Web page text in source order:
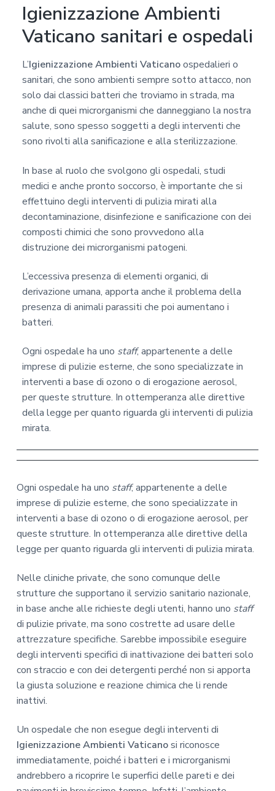
Igienizzazione Ambienti
Vaticano sanitari e ospedali
L’Igienizzazione Ambienti Vaticanoospedalieri o
sanitari, che sono ambienti sempre sotto attacco, non
solo dai classici batteri che troviamo in strada, ma
anche di quei microrganismi che danneggiano la nostra
salute, sono spesso soggetti a degli interventi che
sono rivolti alla sanificazione e alla sterilizzazione.
In base al ruolo che svolgono gli ospedali, studi
medici e anche pronto soccorso, è importante che si
effettuino degli interventi di pulizia mirati alla
decontaminazione, disinfezione e sanificazione con dei
composti chimici che sono provvedono alla
distruzione dei microrganismi patogeni.
L’eccessiva presenza di elementi organici, di
derivazione umana, apporta anche il problema della
presenza di animali parassiti che poi aumentano i
batteri.
Ogni ospedale ha uno staff, appartenente a delle
imprese di pulizie esterne, che sono specializzate in
interventi a base di ozono o di erogazione aerosol,
per queste strutture. In ottemperanza alle direttive
della legge per quanto riguarda gli interventi di pulizia
mirata.
Ogni ospedale ha uno staff, appartenente a delle
imprese di pulizie esterne, che sono specializzate in
interventi a base di ozono o di erogazione aerosol, per
queste strutture. In ottemperanza alle direttive della
legge per quanto riguarda gli interventi di pulizia mirata.
Nelle cliniche private, che sono comunque delle
strutture che supportano il servizio sanitario nazionale,
in base anche alle richieste degli utenti, hanno uno staff
di pulizie private, ma sono costrette ad usare delle
attrezzature specifiche. Sarebbe impossibile eseguire
degli interventi specifici di inattivazione dei batteri solo
con straccio e con dei detergenti perché non si apporta
la giusta soluzione e reazione chimica che li rende
inattivi.
Un ospedale che non esegue degli interventi di
Igienizzazione Ambienti Vaticanosi riconosce
immediatamente, poiché i batteri e i microrganismi
andrebbero a ricoprire le superfici delle pareti e dei